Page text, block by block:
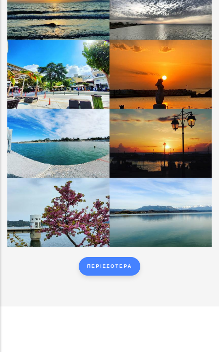
ΚΟΥΡΟΥΤΑ ΚΟΥΡΟΥΤΑ
ΑΜΑΛΙΑΔΑ ΠΑΛΟΥΚΙ
ΠΑΛΟΥΚΙ ΛΙΜΑΝΑΚΙ ΠΑΛΟΥΚΙ ΛΙΜΑΝΑΚΙ
ΛΙΜΝΗ ΠΗΝΕΙΟΥ ΛΙΜΝΗ ΠΗΝΕΙΟΥ
ΠΕΡΙΣΣΟΤΕΡΑ